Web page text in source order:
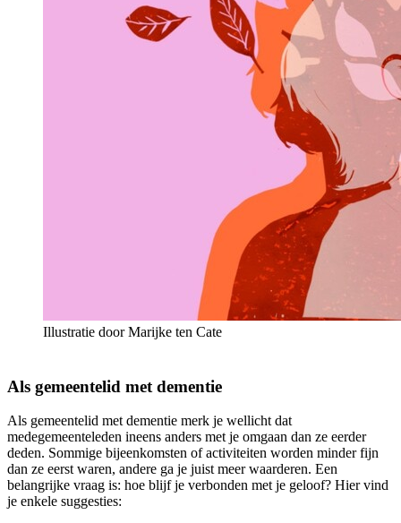
Illustratie door Marijke ten Cate
Als gemeentelid met dementie
Als gemeentelid met dementie merk je wellicht dat
medegemeenteleden ineens anders met je omgaan dan ze eerder
deden. Sommige bijeenkomsten of activiteiten worden minder fijn
dan ze eerst waren, andere ga je juist meer waarderen. Een
belangrijke vraag is: hoe blijf je verbonden met je geloof? Hier vind
je enkele suggesties: